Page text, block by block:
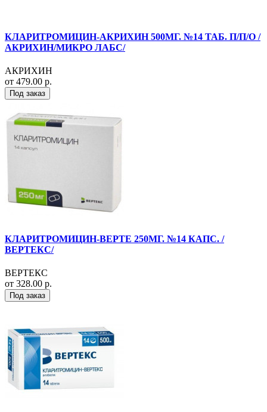
КЛАРИТРОМИЦИН-АКРИХИН 500МГ. №14 ТАБ. П/П/О /
АКРИХИН/МИКРО ЛАБС/
АКРИХИН
от 479.00 р.
Под заказ
КЛАРИТРОМИЦИН-ВЕРТЕ 250МГ. №14 КАПС. /
ВЕРТЕКС/
ВЕРТЕКС
от 328.00 р.
Под заказ